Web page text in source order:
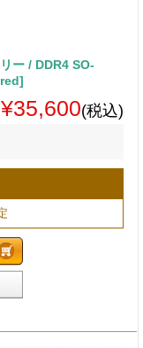
ー / DDR4 SO-
¥35,600(税込)